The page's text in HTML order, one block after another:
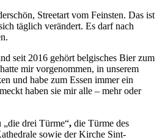
Streetart vom Feinsten. Das ist
täglich verändert. Es darf nach
seit 2016 gehört belgisches Bier zum
mir vorgenommen, in unserem
und habe zum Essen immer ein
haben sie mir alle – mehr oder
„die drei Türme“, die Türme des
sowie der Kirche Sint-